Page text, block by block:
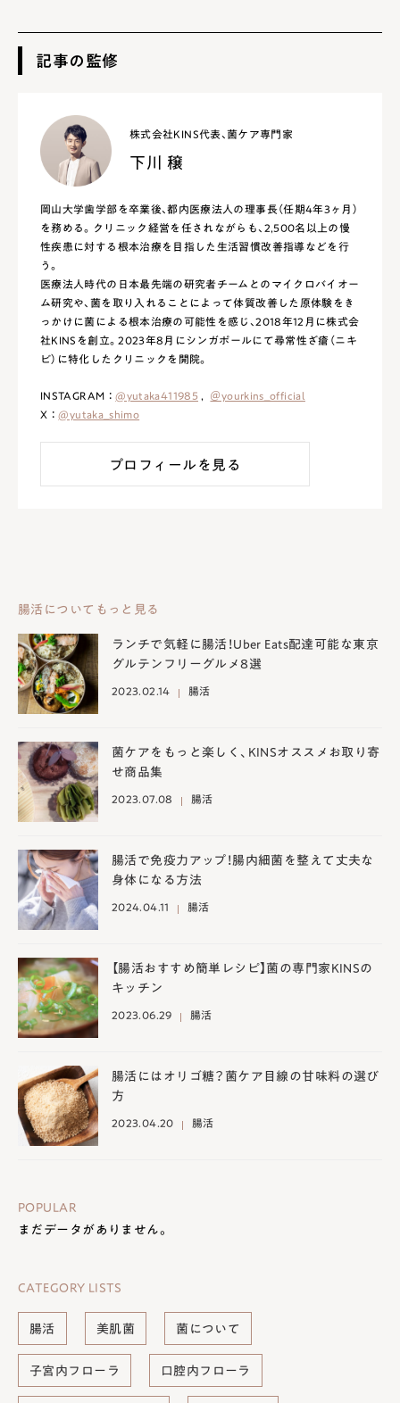
記事の監修
株式会社KINS代表、菌ケア専門家
下川 穣
岡山大学歯学部を卒業後、都内医療法人の理事長（任期4年3ヶ月）
を務める。クリニック経営を任されながらも、2,500名以上の慢
性疾患に対する根本治療を目指した生活習慣改善指導などを行
う。
医療法人時代の日本最先端の研究者チームとのマイクロバイオー
ム研究や、菌を取り入れることによって体質改善した原体験をき
っかけに菌による根本治療の可能性を感じ、2018年12月に株式会
社KINSを創立。2023年8月にシンガポールにて尋常性ざ瘡（ニキ
ビ）に特化したクリニックを開院。
INSTAGRAM ：@yutaka411985 , ＠yourkins_official
X ：@yutaka_shimo
プロフィールを見る
腸活についてもっと見る
ランチで気軽に腸活！Uber Eats配達可能な東京
グルテンフリーグルメ8選
2023.02.14 腸活
菌ケアをもっと楽しく、KINSオススメお取り寄
せ商品集
2023.07.08 腸活
腸活で免疫力アップ！腸内細菌を整えて丈夫な
身体になる方法
2024.04.11 腸活
【腸活おすすめ簡単レシピ】菌の専門家KINSの
キッチン
2023.06.29 腸活
腸活にはオリゴ糖？菌ケア目線の甘味料の選び
方
2023.04.20 腸活
POPULAR
まだデータがありません。
CATEGORY LISTS
腸活 美肌菌 菌について
子宮内フローラ 口腔内フローラ